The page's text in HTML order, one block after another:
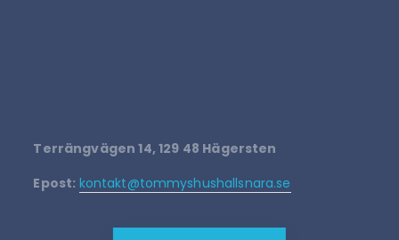
Terrängvägen 14, 129 48 Hägersten
Epost: kontakt@tommyshushallsnara.se